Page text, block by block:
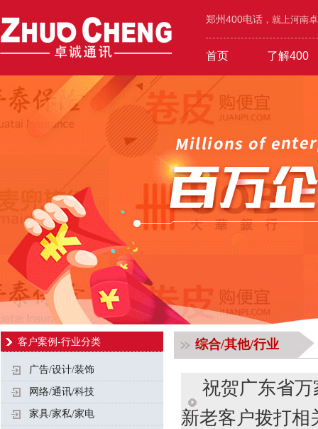
郑州400电话 ，就上河南
首页 了解400
400价值 400功能
600元年套餐
工业/环保/能源 机械/设备/五金
客户案例-行业分类
广告/设计/装饰
网络/通讯/科技
家具/家私/家电
综合/其他/行业
祝贺广东省
新老客户拨打相